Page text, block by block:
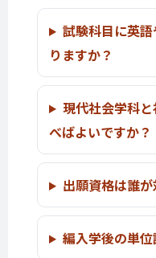
試験科目に英
りますか？
現代社会学科
べばよいですか？
出願資格は誰
編入学後の単